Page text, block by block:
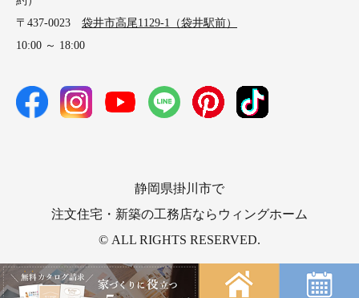
〒437-0023 袋井市高尾1129-1（袋井駅前）
10:00 ～ 18:00
静岡県掛川市で
注文住宅・新築の工務店ならウィングホーム
© ALL RIGHTS RESERVED.